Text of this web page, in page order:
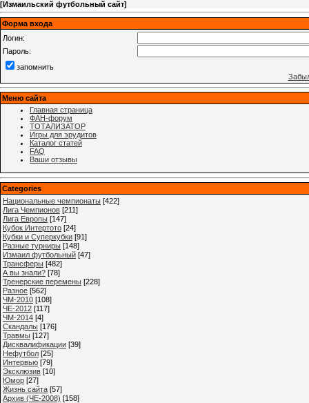
[Измаильский футбольный сайт]
Форма входа
Логин:
Пароль:
запомнить
Меню сайта
Главная страница
ФАН-форум
ТОТАЛИЗАТОР
Игры для эрудитов
Каталог статей
FAQ
Ваши отзывы
Categories
Национальные чемпионаты [422]
Лига Чемпионов [211]
Лига Европы [147]
Кубок Интертото [24]
Кубки и Суперкубки [91]
Разные турниры [148]
Измаил футбольный [47]
Трансферы [482]
А вы знали? [78]
Тренерские перемены [228]
Разное [562]
ЧМ-2010 [108]
ЧЕ-2012 [117]
ЧМ-2014 [4]
Cкандалы [176]
Травмы [127]
Дисквалификации [39]
Нефутбол [25]
Интервью [79]
Эксклюзив [10]
Юмор [27]
Жизнь сайта [57]
Архив (ЧЕ-2008) [158]